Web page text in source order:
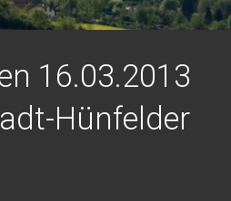
16.03.2013
Hünfelder